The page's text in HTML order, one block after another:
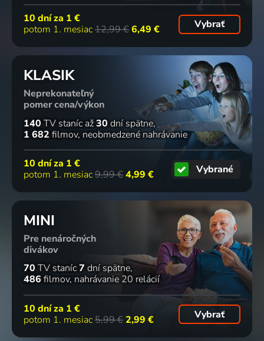
10 dní za 1 €
potom 1. mesiac12,99 €6,49 € Vybrať
KLASIK
Neprekonateľný
pomer cena/výkon
140 TV staníc až30 dní spätne
1 682 filmov neobmedzené nahrávanie
10 dní za 1 €
potom 1. mesiac9,99 €4,99 € Vybrané
MINI
Pre nenáročných
divákov
70 TV staníc7 dní spätne
486 filmov nahrávanie 20 relácií
10 dní za 1 €
potom 1. mesiac5,99 € 2,99 € Vybrať